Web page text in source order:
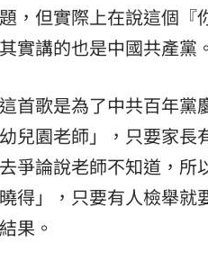
，但實際上在說這個『
實講的也是中國共產黨
首歌是為了中共百年黨
兒園老師」，只要家
爭論說老師不知道，
得」，只要有人檢舉
果。